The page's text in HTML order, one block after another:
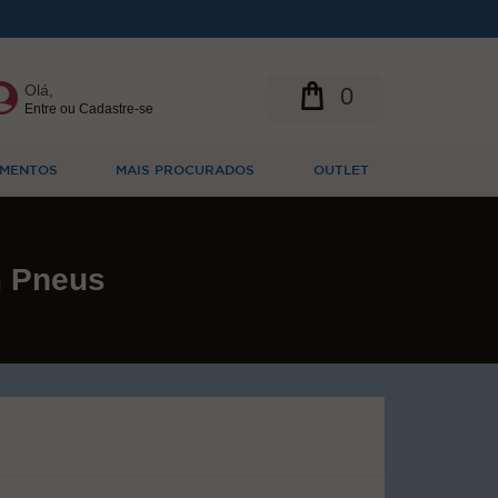
Olá,
Entre ou Cadastre-se 0
MAIS PROCURADOS OUTLET
Pneus